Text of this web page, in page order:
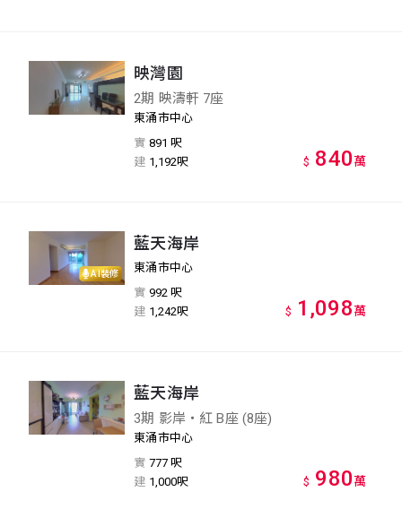
映灣園
2期 映濤軒 7座
東涌市中心
實 891 呎
建 1,192呎 $ 840萬
AI裝修
藍天海岸
東涌市中心
實 992 呎
建 1,242呎 $ 1,098萬
藍天海岸
3期 影岸‧紅 B座 (8座)
東涌市中心
實 777 呎
建 1,000呎 $ 980萬